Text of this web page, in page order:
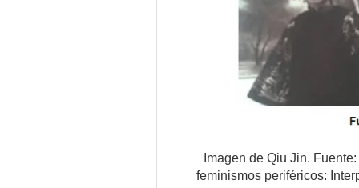
Imagen de Qiu Jin.
feminismos periféricos: